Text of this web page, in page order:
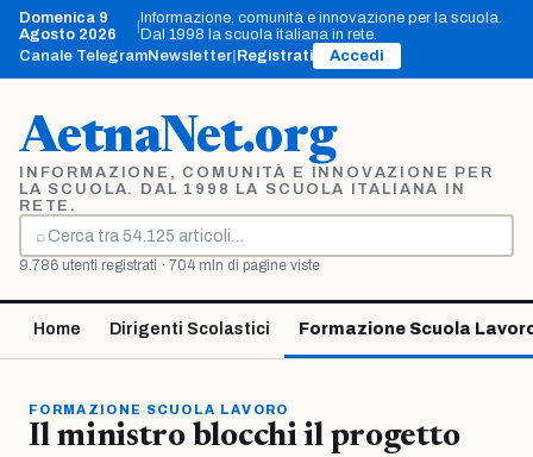
Vai
contenuto
Domenica 9
Agosto 2026
|Informazione, comunità e innovazione per la scuola.
Dal 1998 la scuola italiana in rete.
Canale TelegramNewsletter Registrati Accedi
AetnaNet.org
INFORMAZIONE, COMUNITÀ E INNOVAZIONE PER
LA SCUOLA. DAL 1998 LA SCUOLA ITALIANA IN
RETE.
⌕
Cerca
9.786 utenti registrati · 704 mln di pagine viste
Home Dirigenti Scolastici Formazione Scuola
FORMAZIONE SCUOLA LAVORO
Il ministro blocchi il progetto